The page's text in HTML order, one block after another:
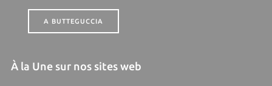
A BUTTEGUCCIA
À la Une sur nos sites web